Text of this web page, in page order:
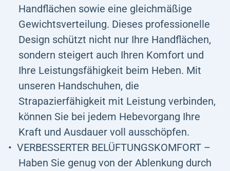
Handflächen sowie eine gleichmäßige
Gewichtsverteilung. Dieses professionelle
Design schützt nicht nur Ihre Handflächen,
sondern steigert auch Ihren Komfort und
Ihre Leistungsfähigkeit beim Heben. Mit
unseren Handschuhen, die
Strapazierfähigkeit mit Leistung verbinden,
können Sie bei jedem Hebevorgang Ihre
Kraft und Ausdauer voll ausschöpfen.
VERBESSERTER BELÜFTUNGSKOMFORT –
Haben Sie genug von der Ablenkung durch